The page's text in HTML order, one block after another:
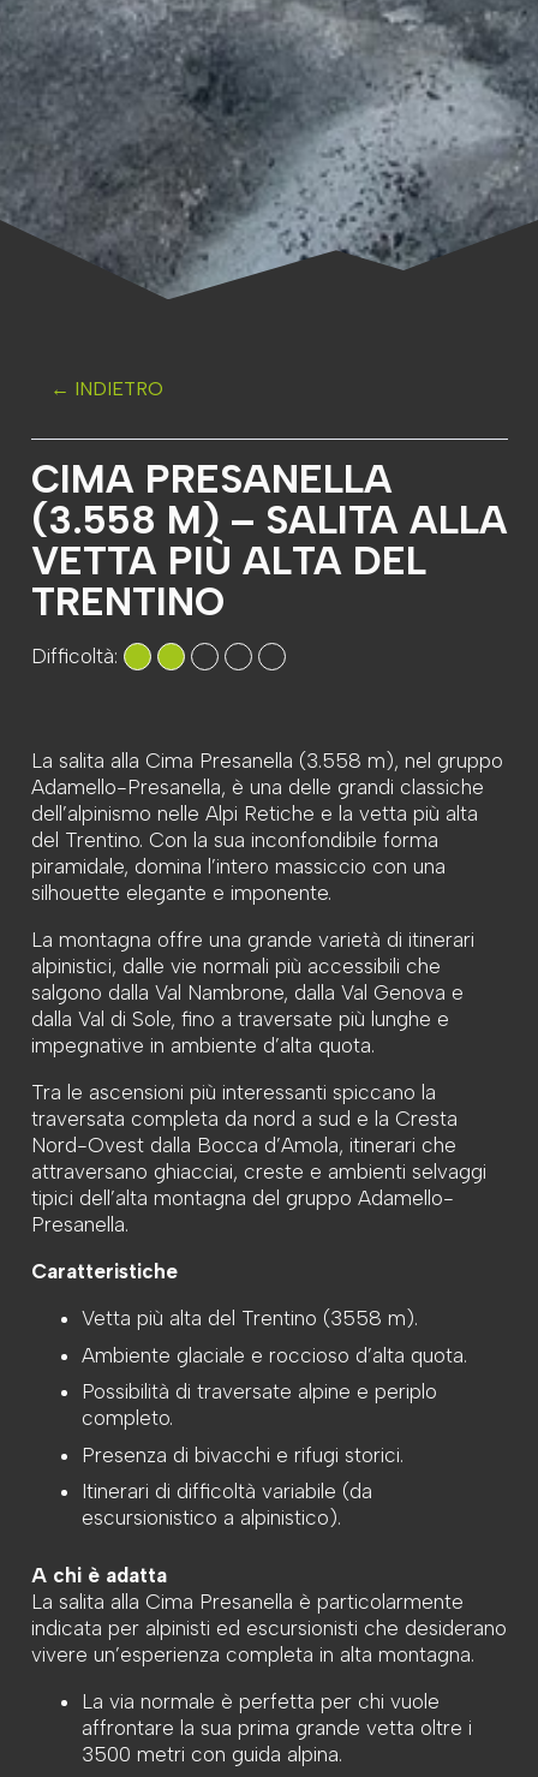
← INDIETRO
CIMA PRESANELLA
(3.558 M) – SALITA ALLA
VETTA PIÙ ALTA DEL
TRENTINO
Difficoltà:
La salita alla Cima Presanella (3.558 m), nel gruppo
Adamello-Presanella, è una delle grandi classiche
dell’alpinismo nelle Alpi Retiche e la vetta più alta
del Trentino. Con la sua inconfondibile forma
piramidale, domina l’intero massiccio con una
silhouette elegante e imponente.
La montagna offre una grande varietà di itinerari
alpinistici, dalle vie normali più accessibili che
salgono dalla Val Nambrone, dalla Val Genova e
dalla Val di Sole, fino a traversate più lunghe e
impegnative in ambiente d’alta quota.
Tra le ascensioni più interessanti spiccano la
traversata completa da nord a sud e la Cresta
Nord-Ovest dalla Bocca d’Amola, itinerari che
attraversano ghiacciai, creste e ambienti selvaggi
tipici dell’alta montagna del gruppo Adamello-
Presanella.
Caratteristiche
Vetta più alta del Trentino (3558 m).
Ambiente glaciale e roccioso d’alta quota.
Possibilità di traversate alpine e periplo
completo.
Presenza di bivacchi e rifugi storici.
Itinerari di difficoltà variabile (da
escursionistico a alpinistico).
A chi è adatta
La salita alla Cima Presanella è particolarmente
indicata per alpinisti ed escursionisti che desiderano
vivere un’esperienza completa in alta montagna.
La via normale è perfetta per chi vuole
affrontare la sua prima grande vetta oltre i
3500 metri con guida alpina.